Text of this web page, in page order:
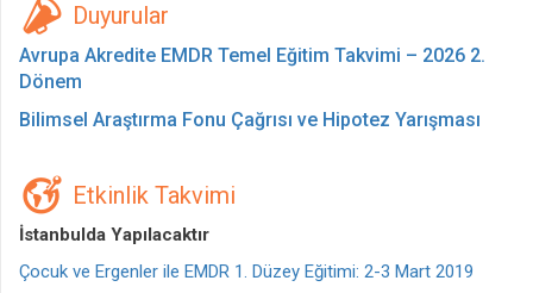
Duyurular
Avrupa Akredite EMDR Temel Eğitim Takvimi – 2026 2.
Dönem
Bilimsel Araştırma Fonu Çağrısı ve Hipotez Yarışması
Etkinlik Takvimi
İstanbulda Yapılacaktır
Çocuk ve Ergenler ile EMDR 1. Düzey Eğitimi: 2-3 Mart 2019